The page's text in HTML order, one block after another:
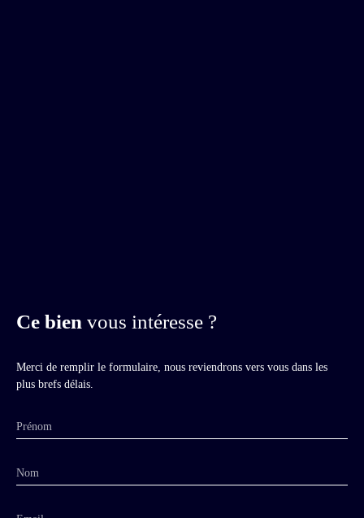
Ce bien vous intéresse ?
Merci de remplir le formulaire, nous reviendrons vers vous dans les
plus brefs délais.
Prénom
Nom